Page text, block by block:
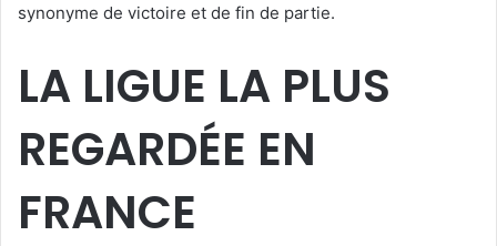
synonyme de victoire et de fin de partie.
LA LIGUE LA PLUS
REGARDÉE EN
FRANCE